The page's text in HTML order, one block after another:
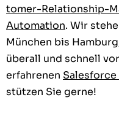
tomer-Rela­tion­ship-
Automa­tion. Wir
München bis
über­all und schnell
erfahre­nen
stützen Sie gerne!